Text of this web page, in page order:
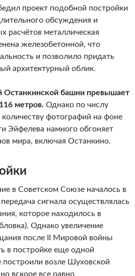
проект подобной постройки
обсуждения и
расчётов металлическая
железобетонной, что
и позволило придать
архитектурный облик.
Останкинской башни превышает
метров. Однако по числу
количеству фотографий на фоне
Эйфелева намного обгоняет
мира, включая Останкино.
в Советском Союзе началось в
сигнала осуществлялась
которое находилось в
Однако увеличение
после II Мировой войны
в постройке еще одной
возле Шуховской
вскоре все равно